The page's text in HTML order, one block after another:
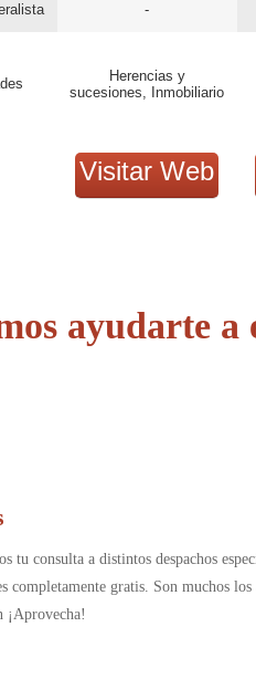
-
Herencias y
sucesiones, Inmobiliario
Visitar Web
ayudarte
tu consulta a distintos despachos
completamente gratis. Son muchos
¡Aprovecha!